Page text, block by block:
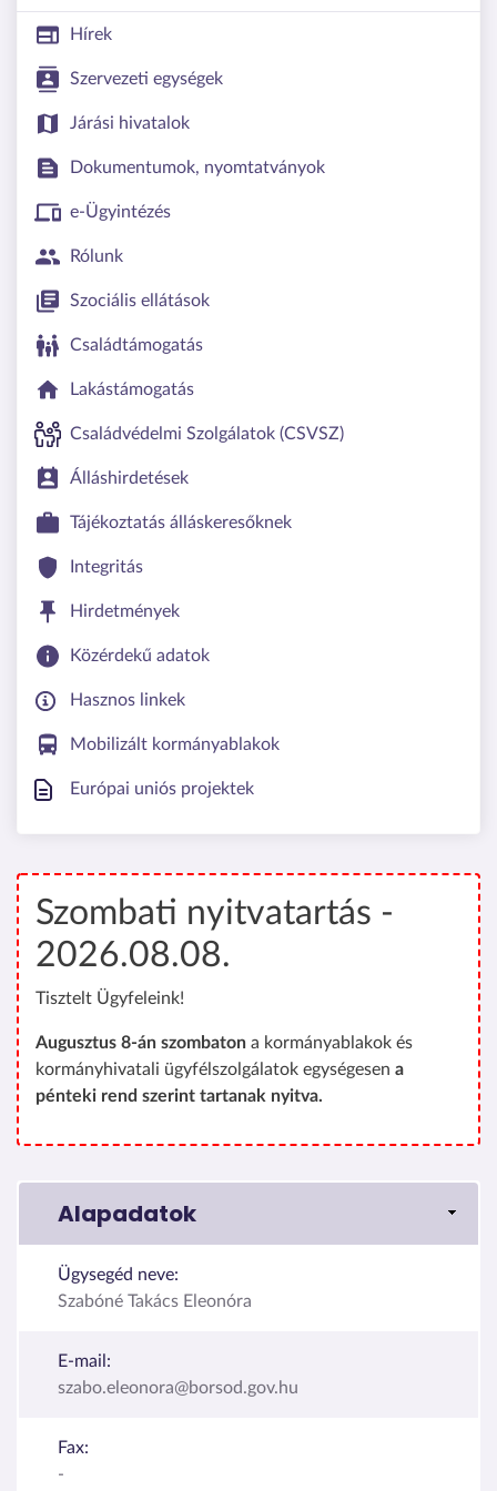
Hírek
Szervezeti egységek
Járási hivatalok
Dokumentumok, nyomtatványok
e-Ügyintézés
Rólunk
Szociális ellátások
Családtámogatás
Lakástámogatás
Családvédelmi Szolgálatok (CSVSZ)
Álláshirdetések
Tájékoztatás álláskeresőknek
Integritás
Hirdetmények
Közérdekű adatok
Hasznos linkek
Mobilizált kormányablakok
Európai uniós projektek
Szombati nyitvatartás -
2026.08.08.
Tisztelt Ügyfeleink!
Augusztus 8-án szombaton a kormányablakok és
kormányhivatali ügyfélszolgálatok egységesen a
pénteki rend szerint tartanak nyitva.
Alapadatok
Ügysegéd neve:
Szabóné Takács Eleonóra
E-mail:
szabo.eleonora@borsod.gov.hu
Fax:
-